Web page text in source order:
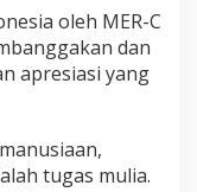
oleh MER-C
dan
apresiasi yang
tugas mulia.